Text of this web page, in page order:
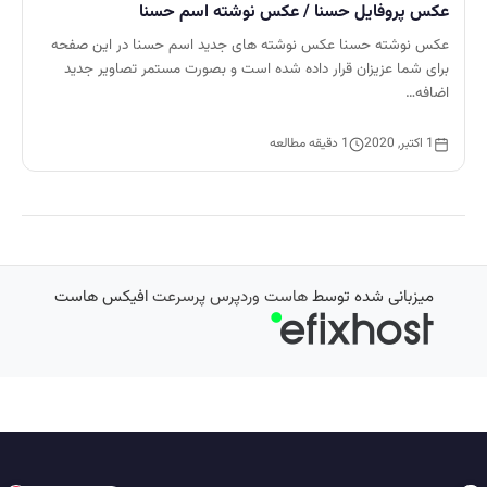
عکس پروفایل حسنا / عکس نوشته اسم حسنا
عکس نوشته حسنا عکس نوشته های جدید اسم حسنا در این صفحه
برای شما عزیزان قرار داده شده است و بصورت مستمر تصاویر جدید
اضافه…
1 اکتبر, 2020 1 دقیقه مطالعه
میزبانی شده توسطهاست وردپرس پرسرعتافیکس هاست